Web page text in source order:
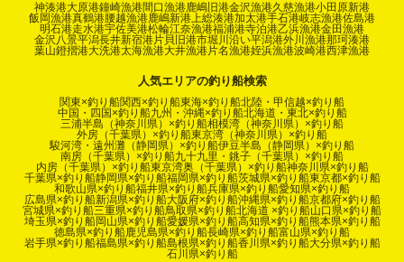
神湊港大原港鐘崎漁港間口漁港鹿嶋旧港金沢漁港久慈漁港小田原新港
飯岡漁港真鶴港腰越漁港鹿嶋新港上総湊港加太港手石港岐志漁港佐島港
明石港走水港宇佐美港松輪江奈漁港福浦港寺泊港乙浜漁港金田漁港
金沢八景平潟長井新宿港片貝旧港市堀川沿い平潟港外川漁港那珂湊港
葉山鐙摺港大洗港太海漁港大井漁港片名漁港姪浜漁港波崎港西津漁港
人気エリアの釣り船検索
関東×釣り船関西×釣り船東海×釣り船北陸・甲信越×釣り船
中国・四国×釣り船九州・沖縄×釣り船北海道・東北×釣り船
三浦半島（神奈川県）×釣り船相模湾（神奈川県）×釣り船
外房（千葉県）×釣り船東京湾（神奈川県）×釣り船
駿河湾・遠州灘（静岡県）×釣り船伊豆半島（静岡県）×釣り船
南房（千葉県）×釣り船九十九里・銚子（千葉県）×釣り船
内房（千葉県）×釣り船東京湾奥（千葉県）×釣り船神奈川県×釣り船
千葉県×釣り船静岡県×釣り船福岡県×釣り船茨城県×釣り船東京都×釣り船
和歌山県×釣り船福井県×釣り船兵庫県×釣り船愛知県×釣り船
広島県×釣り船新潟県×釣り船大阪府×釣り船沖縄県×釣り船京都府×釣り船
宮城県×釣り船三重県×釣り船鳥取県×釣り船北海道 ×釣り船山口県×釣り船
埼玉県×釣り船岡山県×釣り船愛媛県×釣り船高知県×釣り船熊本県×釣り船
徳島県×釣り船鹿児島県×釣り船長崎県×釣り船富山県×釣り船
岩手県×釣り船福島県×釣り船島根県×釣り船香川県×釣り船大分県×釣り船
石川県×釣り船